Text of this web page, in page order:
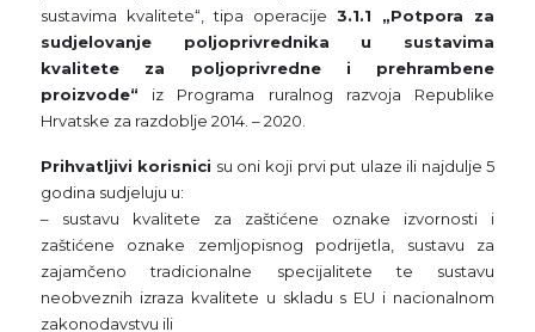
sustavima kvalitete“, tipa operacije3.1.1 „Potpora za
sudjelovanje poljoprivrednika u sustavima
kvalitete za poljoprivredne i prehrambene
proizvode“ iz Programa ruralnog razvoja Republike
Hrvatske za razdoblje 2014. – 2020.
Prihvatljivi korisnici su oni koji prvi put ulaze ili najdulje 5
godina sudjeluju u:
– sustavu kvalitete za zaštićene oznake izvornosti i
zaštićene oznake zemljopisnog podrijetla, sustavu za
zajamčeno tradicionalne specijalitete te sustavu
neobveznih izraza kvalitete u skladu s EU i nacionalnom
zakonodavstvu ili